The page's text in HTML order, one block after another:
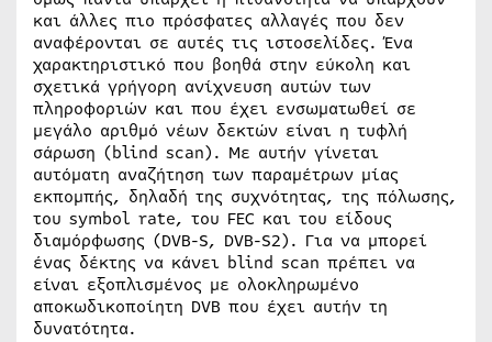
και άλλες πιο πρόσφατες αλλαγές που δεν
αναφέρονται σε αυτές τις ιστοσελίδες. Ένα
χαρακτηριστικό που βοηθά στην εύκολη και
σχετικά γρήγορη ανίχνευση αυτών των
πληροφοριών και που έχει ενσωματωθεί σε
μεγάλο αριθμό νέων δεκτών είναι η τυφλή
σάρωση (blind scan). Με αυτήν γίνεται
αυτόματη αναζήτηση των παραμέτρων μίας
εκπομπής, δηλαδή της συχνότητας, της πόλωσης,
του symbol rate, του FEC και του είδους
διαμόρφωσης (DVB-S, DVB-S2). Για να μπορεί
ένας δέκτης να κάνει blind scan πρέπει να
είναι εξοπλισμένος με ολοκληρωμένο
αποκωδικοποίητη DVB που έχει αυτήν τη
δυνατότητα.